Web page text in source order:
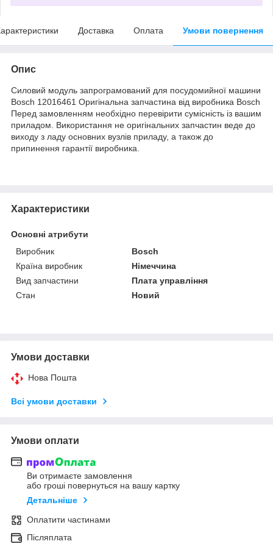
Доставка Оплата Умови повернення
Опис
Силовий модуль запрограмований для посудомийної машини
Bosch 12016461 Оригінальна запчастина від виробника Bosch
Перед замовленням необхідно перевірити сумісність із вашим
приладом. Використання не оригінальних запчастин веде до
виходу з ладу основних вузлів приладу, а також до
припинення гарантії виробника.
Характеристики
Основні атрибути
Виробник
Bosch
Країна виробник
Німеччина
Вид запчастини
Плата управління
Стан
Новий
Умови доставки
Нова Пошта
Всі умови доставки
Умови оплати
Ви отримаєте замовлення
або гроші повернуться на вашу картку
Детальніше
Оплатити частинами
Післяплата